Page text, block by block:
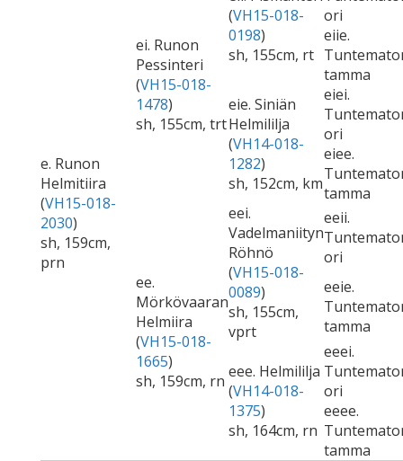
e. Runon
Helmitiira
(VH15-018-
2030)
sh, 159cm,
prn
ei. Runon
Pessinteri
(VH15-018-
1478)
sh, 155cm, trt
(VH15-018-
0198)
sh, 155cm, rt
ori
eiie.
tamma
eie. Siniän
Helmililja
(VH14-018-
1282)
sh, 152cm, km
eiei.
ori
eiee.
tamma
ee.
Mörkövaaran
Helmiira
(VH15-018-
1665)
sh, 159cm, rn
eei.
Vadelmaniityn
Röhnö
(VH15-018-
0089)
sh, 155cm,
vprt
eeii.
ori
eeie.
tamma
eee. Helmililja
(VH14-018-
1375)
sh, 164cm, rn
eeei.
ori
eeee.
tamma